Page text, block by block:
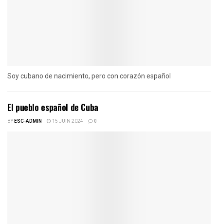
Soy cubano de nacimiento, pero con corazón español
El pueblo español de Cuba
BYESC-ADMIN 15 JUIN 2024 0